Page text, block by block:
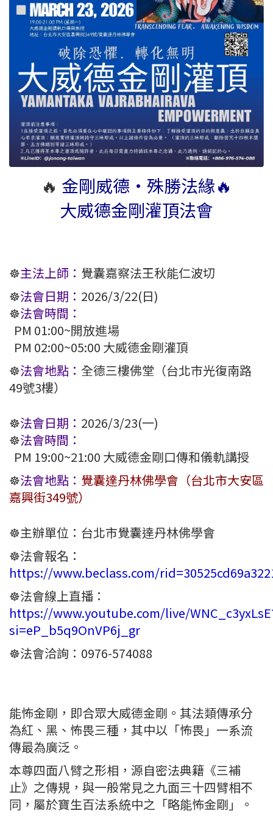
🔥 金剛威德・殊勝法緣🔥
大威德金剛灌頂法會
☸️主法上師： 覺囊嘉察法王秋能仁波切
☸️法會日期： 2026/3/22(日)
☸️法會時間：
PM 01:00~開放進場
PM 02:00~05:00 大威德金剛灌頂
☸️法會地點： 全德三樓佛堂（台北市光復南路
49號3樓）
☸️法會日期： 2026/3/23(一)
☸️法會時間：
PM 19:00~21:00 大威德金剛口傳和儀軌講授
☸️法會地點： 覺囊達丹林佛學會（台北市大安區
嘉興街349號）
☸️主辦單位：台北市覺囊達丹林佛學會
☸️法會報名：
https://www.beclass.com/
☸️法會線上直播：
https://www.youtube.com/live/
si=eP_b5q9OnVP6j_gr
☸️法會洽詢：0976-574088
能怖金剛，即合眾大威德金剛。其法類傳承分
為紅、黑、怖畏三種，其中以「怖畏」一系流
傳最為廣泛。
本尊四面八臂之形相，源自密法典籍《三補
止》之傳規，與一般常見之九面三十四臂相不
同，屬於寶生百法系統中之「略能怖金剛」。